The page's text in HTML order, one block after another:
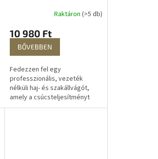
Raktáron (>5 db)
10 980 Ft
BŐVEBBEN
Fedezzen fel egy
professzionális, vezeték
nélküli haj- és szakállvágót,
amely a csúcsteljesítményt
modern dizájnnal ötvözi, így